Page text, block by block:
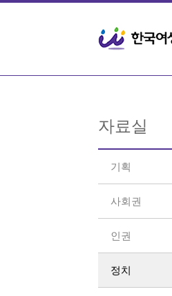
자료실
기획
사회권
인권
정치